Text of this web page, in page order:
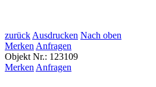
zurückAusdrucken Nach oben
MerkenAnfragen
Objekt Nr.: 123109
MerkenAnfragen